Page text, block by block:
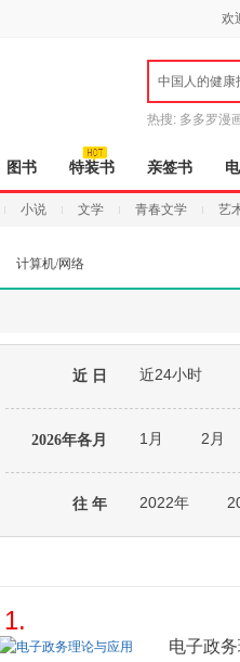
欢
中国人的健康
热搜: 多多罗漫
图书 特装书 亲签书
小说 文学 青春文学 艺
计算机/网络
近 日 近24小时
2026年各月 1月 2月
往 年 2022年
1.
电子政